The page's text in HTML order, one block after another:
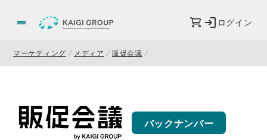
ログイン
マーケティング メディア 販促会議
バックナンバー